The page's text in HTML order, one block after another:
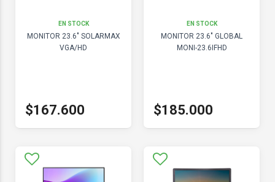
EN STOCK
MONITOR 23.6" SOLARMAX
VGA/HD
$167.600
EN STOCK
MONITOR 23.6" GLOBAL
MONI-23.6IFHD
$185.000